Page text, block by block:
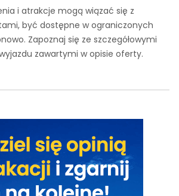
i atrakcje mogą wiązać się z
być dostępne w ograniczonych
Zapoznaj się ze szczegółowymi
zawartymi w opisie oferty.